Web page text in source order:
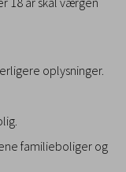
oplysninger.
familieboliger og